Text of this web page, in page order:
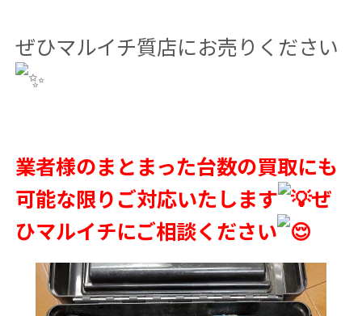
ぜひマルイチ質店にお売りください
業者様のまとまった台数の買取にも
可能な限りご対応いたします
ぜ
ひマルイチにご相談ください